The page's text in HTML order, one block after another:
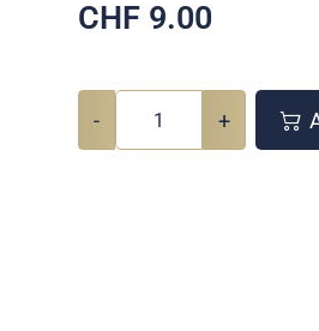
CHF 9.00
- +